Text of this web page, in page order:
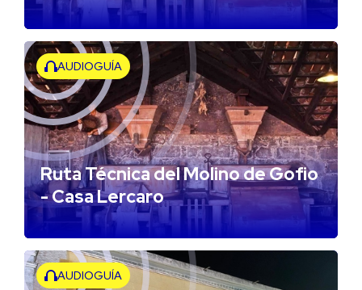
AUDIOGUÍA
Ruta Técnica del Molino de Gofio
- Casa Lercaro
AUDIOGUÍA